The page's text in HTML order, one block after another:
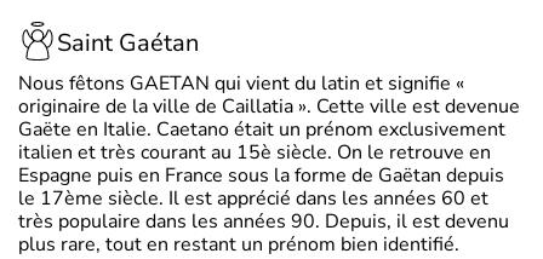
Saint Gaétan
Nous fêtons GAETAN qui vient du latin et signifie «
originaire de la ville de Caillatia ». Cette ville est devenue
Gaëte en Italie. Caetano était un prénom exclusivement
italien et très courant au 15è siècle. On le retrouve en
Espagne puis en France sous la forme de Gaëtan depuis
le 17ème siècle. Il est apprécié dans les années 60 et
très populaire dans les années 90. Depuis, il est devenu
plus rare, tout en restant un prénom bien identifié.